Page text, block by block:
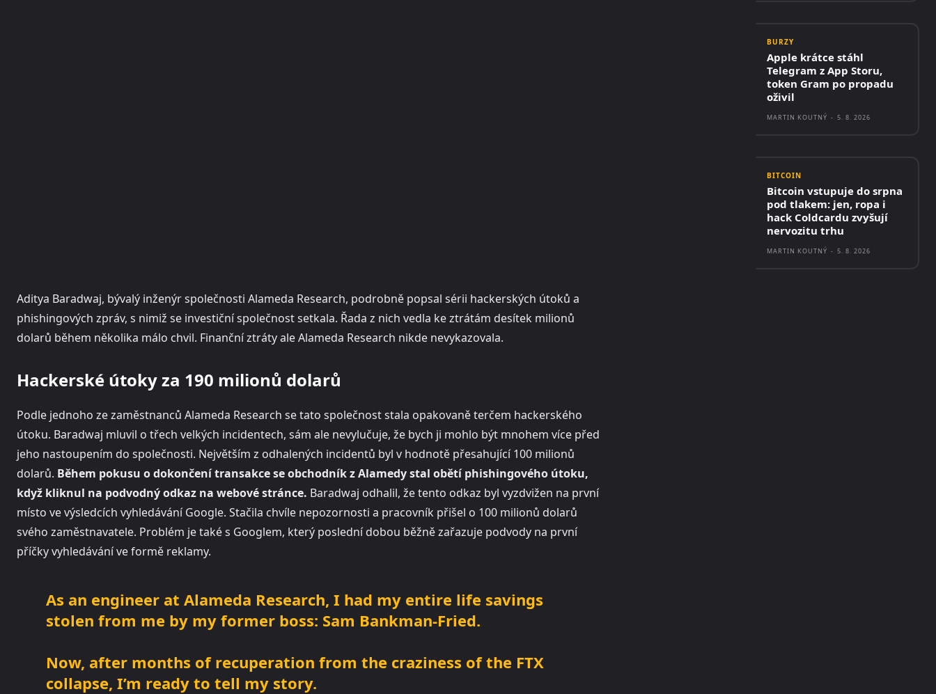
Aditya Baradwaj, bývalý inženýr společnosti Alameda Research, podrobně popsal sérii hackerských útoků a
phishingových zpráv, s nimiž se investiční společnost setkala. Řada z nich vedla ke ztrátám desítek milionů
dolarů během několika málo chvil. Finanční ztráty ale Alameda Research nikde nevykazovala.
Hackerské útoky za 190 milionů dolarů
Podle jednoho ze zaměstnanců Alameda Research se tato společnost stala opakovaně terčem hackerského
útoku. Baradwaj mluvil o třech velkých incidentech, sám ale nevylučuje, že bych ji mohlo být mnohem více před
jeho nastoupením do společnosti. Největším z odhalených incidentů byl v hodnotě přesahující 100 milionů
dolarů. Během pokusu o dokončení transakce se obchodník z Alamedy stal obětí phishingového útoku,
když kliknul na podvodný odkaz na webové stránce. Baradwaj odhalil, že tento odkaz byl vyzdvižen na první
místo ve výsledcích vyhledávání Google. Stačila chvíle nepozornosti a pracovník přišel o 100 milionů dolarů
svého zaměstnavatele. Problém je také s Googlem, který poslední dobou běžně zařazuje podvody na první
příčky vyhledávání ve formě reklamy.
As an engineer at Alameda Research, I had my entire life savings
stolen from me by my former boss: Sam Bankman-Fried.
Now, after months of recuperation from the craziness of the FTX
collapse, I’m ready to tell my story.
BURZY
Apple krátce stáhl
Telegram z App Storu,
token Gram po propadu
oživil
MARTIN KOUTNÝ - 5. 8. 2026
BITCOIN
Bitcoin vstupuje do srpna
pod tlakem: jen, ropa i
hack Coldcardu zvyšují
nervozitu trhu
MARTIN KOUTNÝ - 5. 8. 2026